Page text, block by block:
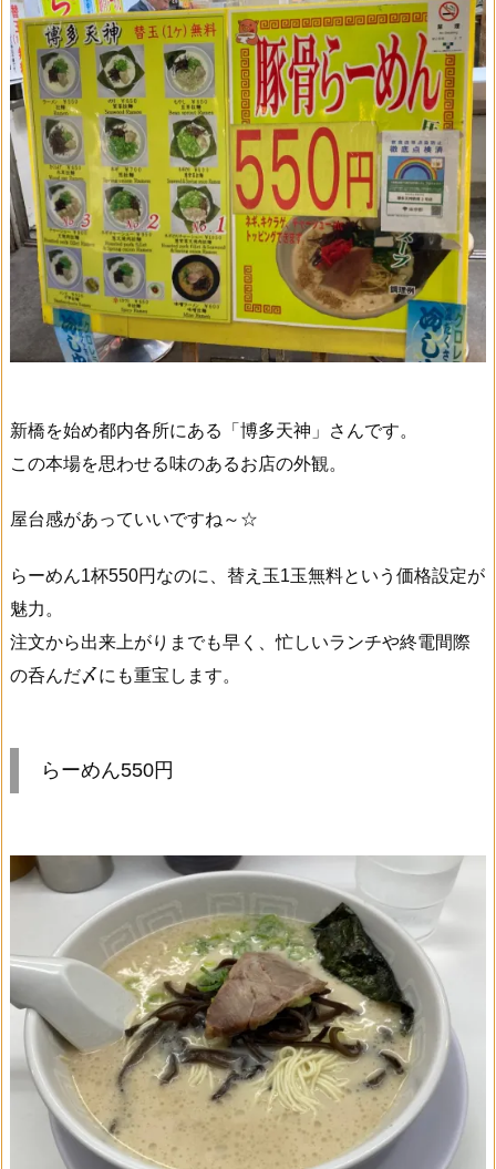
新橋を始め都内各所にある「博多天神」さんです。
この本場を思わせる味のあるお店の外観。
屋台感があっていいですね～☆
らーめん1杯550円なのに、替え玉1玉無料という価格設定が
魅力。
注文から出来上がりまでも早く、忙しいランチや終電間際
の呑んだ〆にも重宝します。
らーめん550円